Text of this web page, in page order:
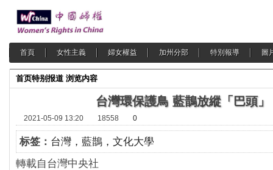
首頁 女性主義 婦女權益 加州分部 特別報導 圖
首页特别报道 浏览内容
台灣環保護鳥 藍鵲放縱「巴頭」
2021-05-09 13:20 18558 0
标签： 台灣，藍鵲，文化大學
轉載自台灣中央社